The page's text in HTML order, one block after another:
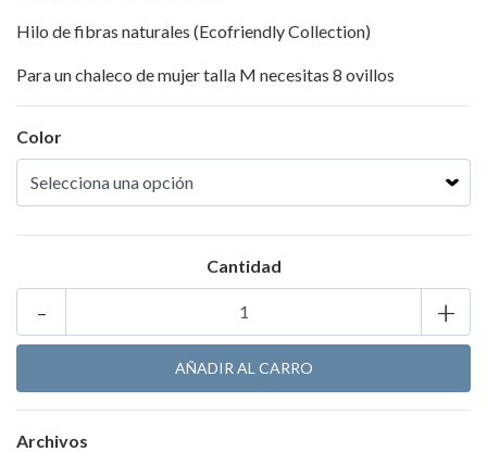
Hilo de fibras naturales (Ecofriendly Collection)
Para un chaleco de mujer talla M necesitas 8 ovillos
Color
Cantidad
+
-
Archivos